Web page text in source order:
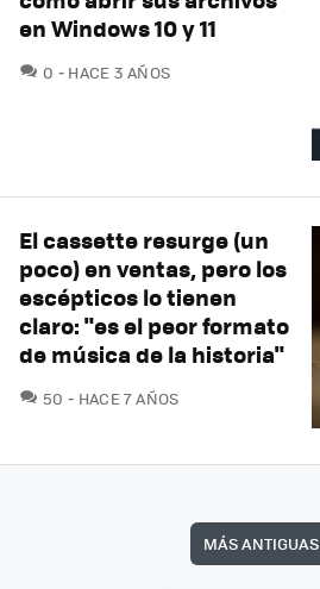
en Windows 10 y 11
0 COMENTARIOS
HACE 3 AÑOS
El cassette resurge (un
poco) en ventas, pero los
escépticos lo tienen
claro: "es el peor formato
de música de la historia"
50 COMENTARIOS
HACE 7 AÑOS
MÁS ANTIGUAS